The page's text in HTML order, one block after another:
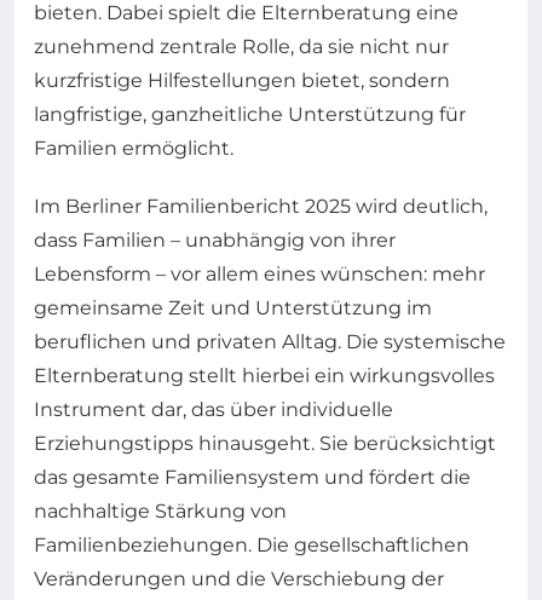
bieten. Dabei spielt die Elternberatung eine
zunehmend zentrale Rolle, da sie nicht nur
kurzfristige Hilfestellungen bietet, sondern
langfristige, ganzheitliche Unterstützung für
Familien ermöglicht.
Im Berliner Familienbericht 2025 wird deutlich,
dass Familien – unabhängig von ihrer
Lebensform – vor allem eines wünschen: mehr
gemeinsame Zeit und Unterstützung im
beruflichen und privaten Alltag. Die systemische
Elternberatung stellt hierbei ein wirkungsvolles
Instrument dar, das über individuelle
Erziehungstipps hinausgeht. Sie berücksichtigt
das gesamte Familiensystem und fördert die
nachhaltige Stärkung von
Familienbeziehungen. Die gesellschaftlichen
Veränderungen und die Verschiebung der